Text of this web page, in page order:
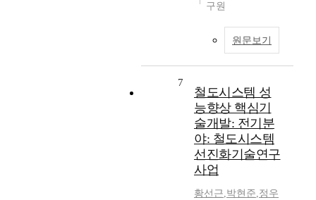
구원
원문보기
7
철도시스템 성
능향상 핵심기
술개발: 전기분
야: 철도시스템
선진화기술연구
사업
황선근,박현준,정우